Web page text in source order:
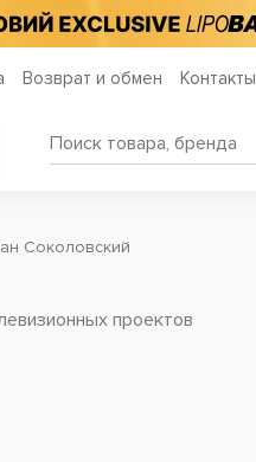
Возврат и обмен Контакты
Соколовский
проектов